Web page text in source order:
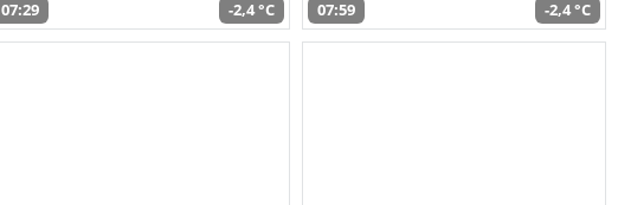
07:29 -2,4 °C 07:59 -2,4 °C